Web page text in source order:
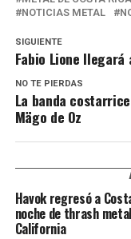
NOTICIAS METAL
SIGUIENTE
Fabio Lione
NO TE PIERDAS
La banda
Mägo de Oz
Havok regresó a
noche de thrash
California